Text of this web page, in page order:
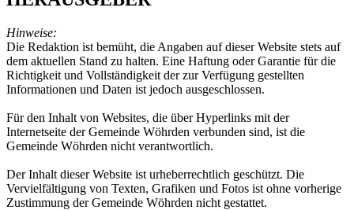
Hinweise:
Die Redaktion ist bemüht, die Angaben auf dieser Website stets auf
dem aktuellen Stand zu halten. Eine Haftung oder Garantie für die
Richtigkeit und Vollständigkeit der zur Verfügung gestellten
Informationen und Daten ist jedoch ausgeschlossen.
Für den Inhalt von Websites, die über Hyperlinks mit der
Internetseite der Gemeinde Wöhrden verbunden sind, ist die
Gemeinde Wöhrden nicht verantwortlich.
Der Inhalt dieser Website ist urheberrechtlich geschützt. Die
Vervielfältigung von Texten, Grafiken und Fotos ist ohne vorherige
Zustimmung der Gemeinde Wöhrden nicht gestattet.